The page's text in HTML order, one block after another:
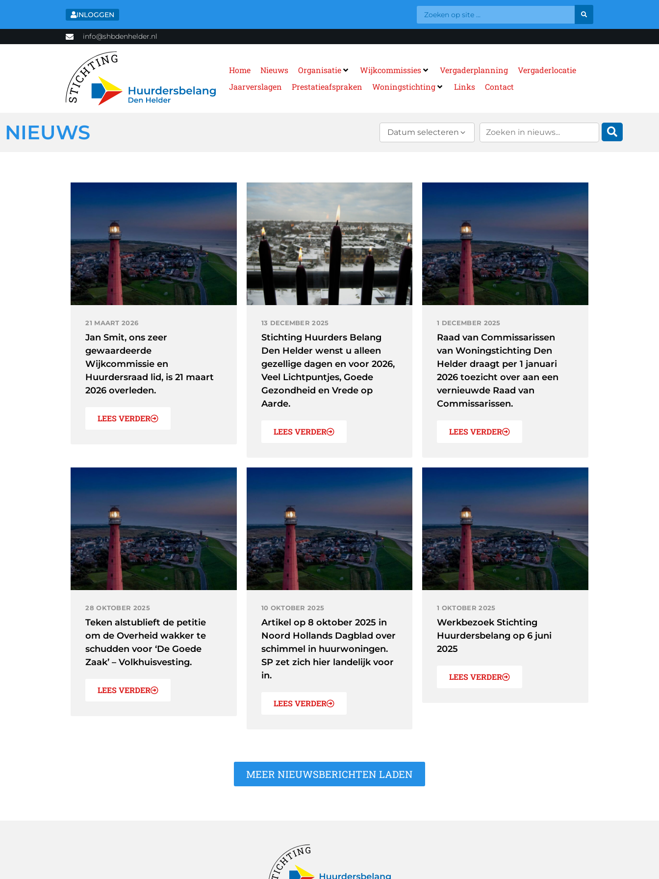
INLOGGEN
info@shbdenhelder.nl
Home Nieuws Organisatie Wijkcommissies Vergaderplanning
Vergaderlocatie
Jaarverslagen
Prestatieafspraken Woningstichting Links Contact
NIEUWS Datum selecteren
21 MAART 2026
Jan Smit, ons zeer
gewaardeerde
Wijkcommissie en
Huurdersraad lid, is 21 maart
2026 overleden.
LEES VERDER
13 DECEMBER 2025
Stichting Huurders Belang
Den Helder wenst u alleen
gezellige dagen en voor 2026,
Veel Lichtpuntjes, Goede
Gezondheid en Vrede op
Aarde.
LEES VERDER
1 DECEMBER 2025
Raad van Commissarissen
van Woningstichting Den
Helder draagt per 1 januari
2026 toezicht over aan een
vernieuwde Raad van
Commissarissen.
LEES VERDER
28 OKTOBER 2025
Teken alstublieft de petitie
om de Overheid wakker te
schudden voor ‘De Goede
Zaak’ – Volkhuisvesting.
LEES VERDER
10 OKTOBER 2025
Artikel op 8 oktober 2025 in
Noord Hollands Dagblad over
schimmel in huurwoningen.
SP zet zich hier landelijk voor
in.
LEES VERDER
1 OKTOBER 2025
Werkbezoek Stichting
Huurdersbelang op 6 juni
2025
LEES VERDER
MEER NIEUWSBERICHTEN LADEN